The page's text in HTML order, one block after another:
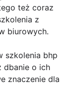
też coraz
z
biurowych.
szkolenia bhp
dbanie o ich
znaczenie dla